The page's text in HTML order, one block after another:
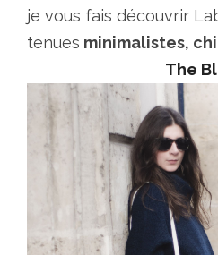
je vous fais découvrir
tenues minimalistes,
The